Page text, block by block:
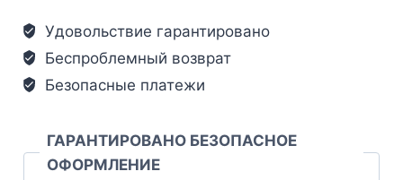
Удовольствие гарантировано
Беспроблемный возврат
Безопасные платежи
ГАРАНТИРОВАНО БЕЗОПАСНОЕ
ОФОРМЛЕНИЕ